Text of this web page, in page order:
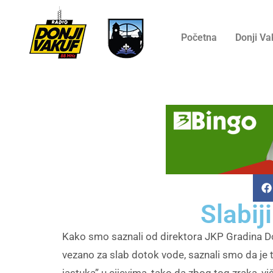
Početna Donji
Kako smo saznali od direktora JKP Gradina
vezano za slab dotok vode, saznali smo da